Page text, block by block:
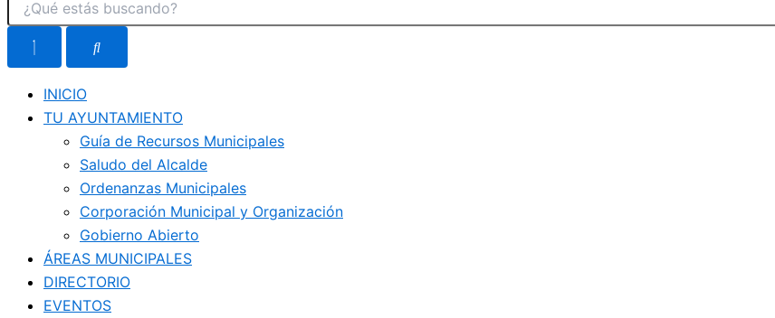
INICIO
TU AYUNTAMIENTO
Guía de Recursos Municipales
Saludo del Alcalde
Ordenanzas Municipales
Corporación Municipal y Organización
Gobierno Abierto
ÁREAS MUNICIPALES
DIRECTORIO
EVENTOS